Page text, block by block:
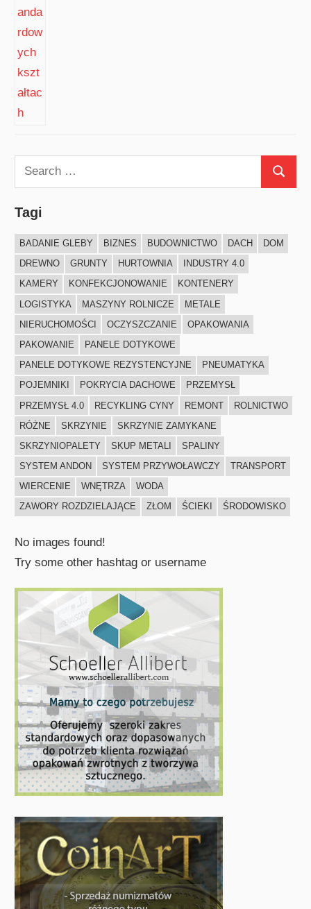
Search
for:
Search
Tagi
BADANIE GLEBY BIZNES BUDOWNICTWO DACH
DOM
DREWNO
GRUNTY HURTOWNIA
INDUSTRY 4.0
KAMERY
KONFEKCJONOWANIE
KONTENERY
LOGISTYKA
MASZYNY ROLNICZE
METALE
NIERUCHOMOŚCI
OCZYSZCZANIE
OPAKOWANIA
PAKOWANIE
PANELE DOTYKOWE
PANELE DOTYKOWE REZYSTENCYJNE
PNEUMATYKA
POJEMNIKI
POKRYCIA DACHOWE
PRZEMYSŁ
PRZEMYSŁ 4.0
RECYKLING CYNY REMONT
ROLNICTWO
RÓŻNE
SKRZYNIE
SKRZYNIE ZAMYKANE
SKRZYNIOPALETY
SKUP METALI
SPALINY
SYSTEM ANDON
SYSTEM PRZYWOŁAWCZY
TRANSPORT
WIERCENIE
WNĘTRZA
WODA
ZAWORY ROZDZIELAJĄCE
ZŁOM ŚCIEKI ŚRODOWISKO
No images found!
Try some other hashtag or username